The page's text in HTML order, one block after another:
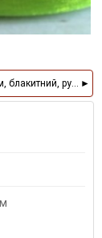
блакитний, рулон